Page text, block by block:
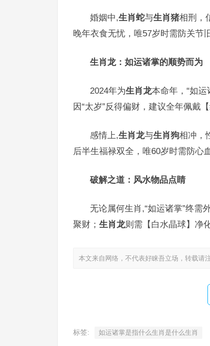
婚姻中,生肖蛇与生肖猪相刑，
晚年衣食无忧，唯57岁时需防关节
生肖龙：如运诸掌的顺势而为
2024年为生肖龙本命年，“如
因“太岁”反得偏财，建议全年佩戴
感情上,生肖龙与生肖狗相冲，
后半生福禄双全，唯60岁时需防心
破解之道：风水物品点睛
无论属何生肖,“如运诸掌”终需
聚财； 生肖龙则需【白水晶球】净
本文来自网络，不代表好睐吾立场，转载请
标签: 如运诸掌是指什么生肖是什么生肖